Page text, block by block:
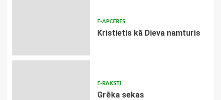
E-APCERES
Kristietis kā Dieva namturis
E-RAKSTI
Grēka sekas